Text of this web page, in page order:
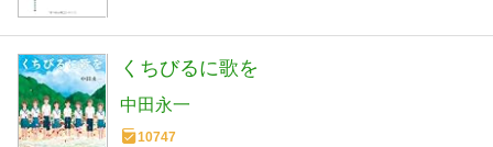
くちびるに歌を
中田永一
10747